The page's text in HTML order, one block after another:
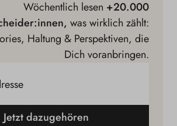
Wöchentlich lesen +20.000
was wirklich zählt:
Haltung & Perspektiven, die
Dich voranbringen.
Jetzt dazugehören